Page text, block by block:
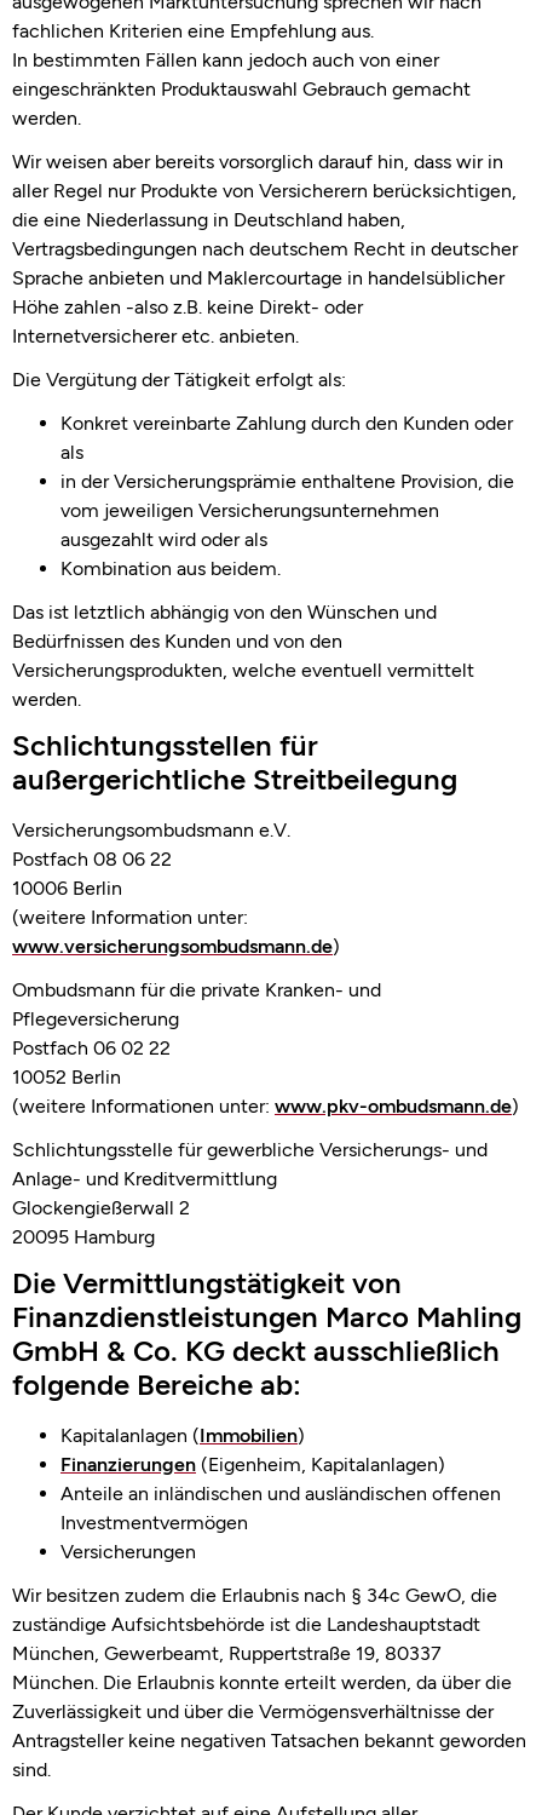
fachlichen Kriterien eine Empfehlung aus.
In bestimmten Fällen kann jedoch auch von einer
eingeschränkten Produktauswahl Gebrauch gemacht
werden.
Wir weisen aber bereits vorsorglich darauf hin, dass wir in
aller Regel nur Produkte von Versicherern berücksichtigen,
die eine Niederlassung in Deutschland haben,
Vertragsbedingungen nach deutschem Recht in deutscher
Sprache anbieten und Maklercourtage in handelsüblicher
Höhe zahlen -also z.B. keine Direkt- oder
Internetversicherer etc. anbieten.
Die Vergütung der Tätigkeit erfolgt als:
Konkret vereinbarte Zahlung durch den Kunden oder
als
in der Versicherungsprämie enthaltene Provision, die
vom jeweiligen Versicherungsunternehmen
ausgezahlt wird oder als
Kombination aus beidem.
Das ist letztlich abhängig von den Wünschen und
Bedürfnissen des Kunden und von den
Versicherungsprodukten, welche eventuell vermittelt
werden.
Schlichtungsstellen für
außergerichtliche Streitbeilegung
Versicherungsombudsmann e.V.
Postfach 08 06 22
10006 Berlin
(weitere Information unter:
www.versicherungsombudsmann.de)
Ombudsmann für die private Kranken- und
Pflegeversicherung
Postfach 06 02 22
10052 Berlin
(weitere Informationen unter: www.pkv-ombudsmann.de)
Schlichtungsstelle für gewerbliche Versicherungs- und
Anlage- und Kreditvermittlung
Glockengießerwall 2
20095 Hamburg
Die Vermittlungstätigkeit von
Finanzdienstleistungen Marco Mahling
GmbH & Co. KG deckt ausschließlich
folgende Bereiche ab:
Kapitalanlagen (Immobilien)
Finanzierungen (Eigenheim, Kapitalanlagen)
Anteile an inländischen und ausländischen offenen
Investmentvermögen
Versicherungen
Wir besitzen zudem die Erlaubnis nach § 34c GewO, die
zuständige Aufsichtsbehörde ist die Landeshauptstadt
München, Gewerbeamt, Ruppertstraße 19, 80337
München. Die Erlaubnis konnte erteilt werden, da über die
Zuverlässigkeit und über die Vermögensverhältnisse der
Antragsteller keine negativen Tatsachen bekannt geworden
sind.